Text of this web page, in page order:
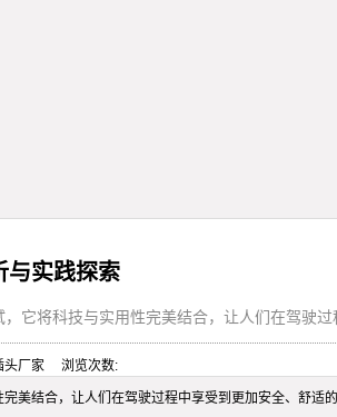
与实践探索
它将科技与实用性完美结合，让人们在驾驶过
头厂家 浏览次数:
美结合，让人们在驾驶过程中享受到更加安全、舒适